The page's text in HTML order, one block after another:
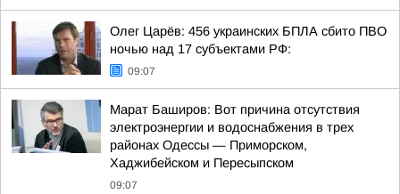
Олег Царёв: 456 украинских БПЛА сбито ПВО
ночью над 17 субъектами РФ:
09:07
Марат Баширов: Вот причина отсутствия
электроэнергии и водоснабжения в трех
районах Одессы — Приморском,
Хаджибейском и Пересыпском
09:07